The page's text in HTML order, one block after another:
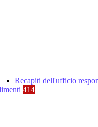
Recapiti dell'ufficio
414